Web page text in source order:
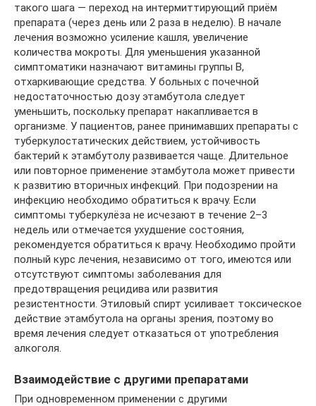
такого шага — переход на интермиттирующий приём
препарата (через день или 2 раза в неделю). В начале
лечения возможно усиление кашля, увеличение
количества мокроты. Для уменьшения указанной
симптоматики назначают витамины группы В,
отхаркивающие средства. У больных с почечной
недостаточностью дозу этамбутола следует
уменьшить, поскольку препарат накапливается в
организме. У пациентов, ранее принимавших препараты с
туберкулостатических действием, устойчивость
бактерий к этамбутолу развивается чаще. Длительное
или повторное применение этамбутола может привести
к развитию вторичных инфекций. При подозрении на
инфекцию необходимо обратиться к врачу. Если
симптомы туберкулёза не исчезают в течение 2–3
недель или отмечается ухудшение состояния,
рекомендуется обратиться к врачу. Необходимо пройти
полный курс лечения, независимо от того, имеются или
отсутствуют симптомы заболевания для
предотвращения рецидива или развития
резистентности. Этиловый спирт усиливает токсическое
действие этамбутола на органы зрения, поэтому во
время лечения следует отказаться от употребления
алкоголя.
Взаимодействие с другими препаратами
При одновременном применении с другими